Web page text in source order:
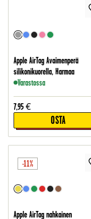
Apple AirTag Avaimenperä
silikonikuorella, Harmaa
Varastossa
7,95 €
OSTA
-11%
Apple AirTag nahkainen